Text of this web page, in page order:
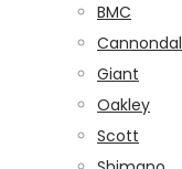
BMC
Giant
Oakley
Scott